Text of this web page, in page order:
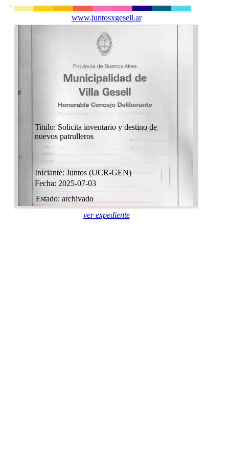
Titulo: Solicita inventario y destino de
nuevos patrulleros
Fecha: 2025-07-03
Estado: archivado
Iniciante: Juntos (UCR-GEN)
www.juntosxgesell.ar
ver expediente